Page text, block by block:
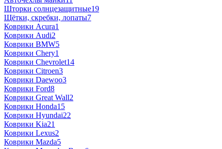
Шторки солнцезащитные19
Щётки, скребки, лопаты7
Коврики Acura1
Коврики Audi2
Коврики BMW5
Коврики Chery1
Коврики Chevrolet14
Коврики Citroen3
Коврики Daewoo3
Коврики Ford8
Коврики Great Wall2
Коврики Honda15
Коврики Hyundai22
Коврики Kia21
Коврики Lexus2
Коврики Mazda5